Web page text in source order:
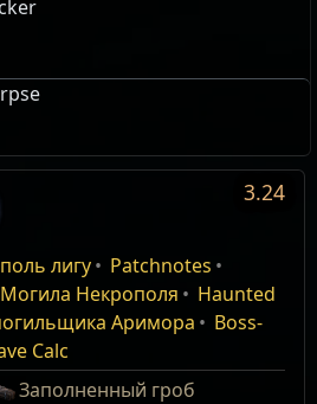
Damage% Здоровье%
Spectre
старик. Поговорите с ним.
Аримор 157
старик. Поговорите с ним.
3.24.0
3.24
лигу
Patchnotes
Могила Некрополя
Haunted
Аримора
Boss-
Calc
Заполненный гроб